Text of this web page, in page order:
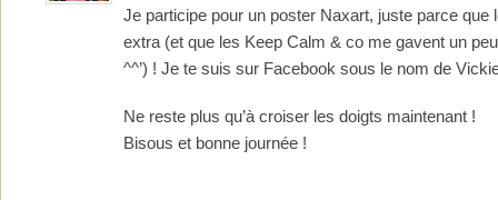
Je participe pour un poster Naxart, juste parce que
extra (et que les Keep Calm & co me gavent un
^^’) ! Je te suis sur Facebook sous le nom de
Ne reste plus qu’à croiser les doigts maintenant !
Bisous et bonne journée !